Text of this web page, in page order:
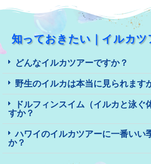
知っておきたい｜イルカ
どんなイルカツアーですか？
野生のイルカは本当に見られます
ドルフィンスイム（イルカと泳ぐ
すか？
ハワイのイルカツアーに一番いい
か？